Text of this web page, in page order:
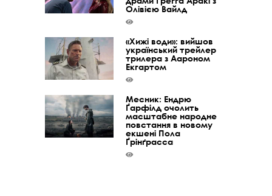
Олівією Вайлд
«Хижі води»: вийшов
український трейлер
трилера з Аароном
Екгартом
Месник: Ендрю
Ґарфілд очолить
масштабне народне
повстання в новому
екшені Пола
Ґрінґрасса